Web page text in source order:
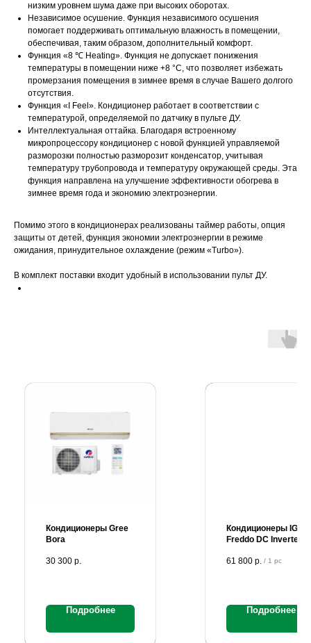
низким уровнем шума даже при высоких оборотах.
Независимое осушение. Функция независимого осушения
помогает поддерживать оптимальную влажность в помещении,
обеспечивая, таким образом, дополнительный комфорт.
Функция «8 ℃ Heating». Функция не допускает понижения
температуры в помещении ниже +8 °C, что позволяет избежать
промерзания помещения в зимнее время в случае Вашего долгого
отсутствия.
Функция «I Feel». Кондиционер работает в соответствии с
температурой, определяемой по датчику в пульте ДУ.
Интеллектуальная оттайка. Благодаря встроенному
микропроцессору кондиционер с новой функцией управляемой
разморозки полностью разморозит конденсатор, учитывая
температуру трубопровода и температуру окружающей среды. Эта
функция направлена на улучшение эффективности обогрева в
зимнее время года и экономию электроэнергии.
Помимо этого в кондиционерах реализованы таймер работы, опция
защиты от детей, функция экономии электроэнергии в режиме
ожидания, принудительное охлаждение (режим «Turbo»).
В комплект поставки входит удобный в использовании пульт ДУ.
Кондиционеры Gree
Bora
30 300 р.
Подробнее
Кондиционеры IGC
Freddo DC Inverter
61 800 р. / 1 pc
Подробнее